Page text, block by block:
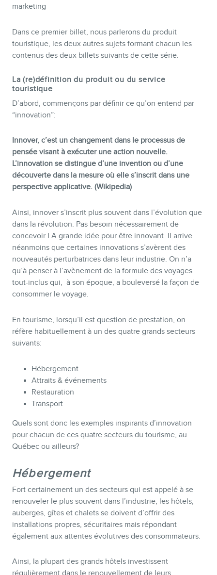
BOUTIQUE
BLOGUE
CONTACT
MEMBRES
marketing
Dans ce premier billet, nous parlerons du produit
touristique, les deux autres sujets formant chacun les
contenus des deux billets suivants de cette série.
La (re)définition du produit ou du service
touristique
D’abord, commençons par définir ce qu’on entend par
“innovation”:
Innover, c’est un changement dans le processus de
pensée visant à exécuter une action nouvelle.
L’innovation se distingue d’une invention ou d’une
découverte dans la mesure où elle s’inscrit dans une
perspective applicative. (Wikipedia)
Ainsi, innover s’inscrit plus souvent dans l’évolution que
dans la révolution. Pas besoin nécessairement de
concevoir LA grande idée pour être innovant. Il arrive
néanmoins que certaines innovations s’avèrent des
nouveautés perturbatrices dans leur industrie. On n’a
qu’à penser à l’avènement de la formule des voyages
tout-inclus qui, à son époque, a bouleversé la façon de
consommer le voyage.
En tourisme, lorsqu’il est question de prestation, on
réfère habituellement à un des quatre grands secteurs
suivants:
Hébergement
Attraits & événements
Restauration
Transport
Quels sont donc les exemples inspirants d’innovation
pour chacun de ces quatre secteurs du tourisme, au
Québec ou ailleurs?
Hébergement
Fort certainement un des secteurs qui est appelé à se
renouveler le plus souvent dans l’industrie, les hôtels,
auberges, gîtes et chalets se doivent d’offrir des
installations propres, sécuritaires mais répondant
également aux attentes évolutives des consommateurs.
Ainsi, la plupart des grands hôtels investissent